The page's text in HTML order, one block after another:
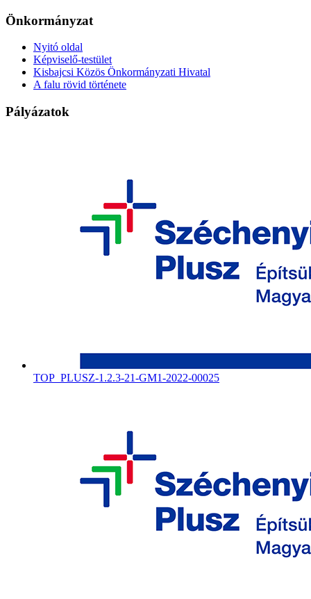
Önkormányzat
Nyitó oldal
Képviselő-testület
Kisbajcsi Közös Önkormányzati Hivatal
A falu rövid története
Pályázatok
TOP_PLUSZ-1.2.3-21-GM1-2022-00025